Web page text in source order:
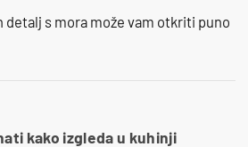
s mora može vam otkriti puno
kako izgleda u kuhinji